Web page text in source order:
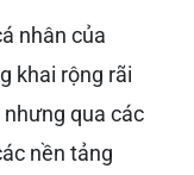
nhân của
khai rộng rãi
qua các
nền tảng